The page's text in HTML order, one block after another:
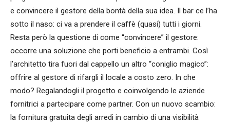
e convincere il gestore della bontà della sua idea. Il bar ce l’ha
sotto il naso: ci va a prendere il caffè (quasi) tutti i giorni.
Resta però la questione di come “convincere” il gestore:
occorre una soluzione che porti beneficio a entrambi. Così
l’architetto tira fuori dal cappello un altro “coniglio magico”:
offrire al gestore di rifargli il locale a costo zero. In che
modo? Regalandogli il progetto e coinvolgendo le aziende
fornitrici a partecipare come partner. Con un nuovo scambio:
la fornitura gratuita degli arredi in cambio di una visibilità